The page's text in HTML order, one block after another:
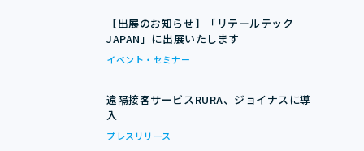
【出展のお知らせ】「リテールテック
JAPAN」に出展いたします
イベント・セミナー
遠隔接客サービスRURA、ジョイナスに導
入
プレスリリース